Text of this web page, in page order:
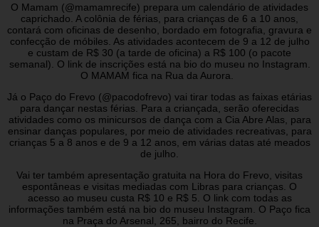
O Mamam (@mamamrecife) prepara um calendário de atividades
caprichado. A colônia de férias, para crianças de 6 a 10 anos,
contará com oficinas de desenho, bordado em fotografia, gravura e
confecção de móbiles. As atividades acontecem de 9 a 12 de julho
e custam de R$ 30 (a tarde de oficina) a R$ 100 (o pacote
semanal). O link de inscrições está na bio do museu no Instagram.
O MAMAM fica na Rua da Aurora.
Já o Paço do Frevo (@pacodofrevo) vai tirar todas as faixas etárias
para dançar nestas férias. Para a criançada, serão oferecidas
atividades como os minicursos de dança com a Cia Abre Alas, para
ensinar danças populares, por meio de atividades recreativas, para
crianças 5 a 8 anos e de 9 a 12 anos, em várias datas até meados
de julho.
Vai ter também apresentação gratuita na Hora do Frevo, visitas
espontâneas e visitas mediadas com Libras para crianças. O
acesso ao museu custa R$ 10 e R$ 5. O link com todas as
informações também está na bio do museu Instagram. O Paço fica
na Praça do Arsenal, 265, bairro do Recife.